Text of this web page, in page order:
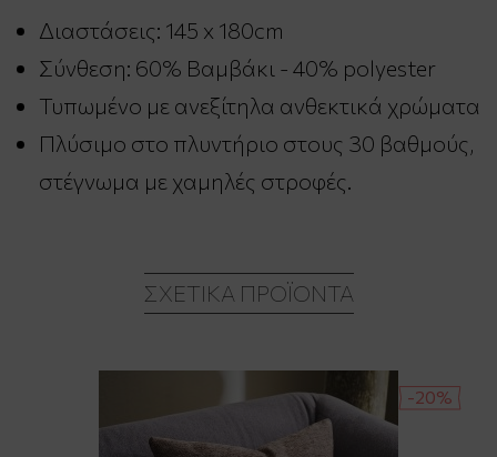
Διαστάσεις: 145 x 180cm
Σύνθεση: 60% Βαμβάκι - 40% polyester
Τυπωμένο με ανεξίτηλα ανθεκτικά χρώματα
Πλύσιμο στο πλυντήριο στους 30 βαθμούς,
στέγνωμα με χαμηλές στροφές.
ΣΧΕΤΙΚΆ ΠΡΟΪΌΝΤΑ
-20%